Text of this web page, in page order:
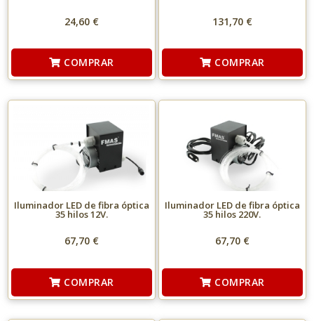
24,60 €
COMPRAR
131,70 €
COMPRAR
Iluminador LED de fibra óptica
35 hilos 12V.
67,70 €
COMPRAR
Iluminador LED de fibra óptica
35 hilos 220V.
67,70 €
COMPRAR